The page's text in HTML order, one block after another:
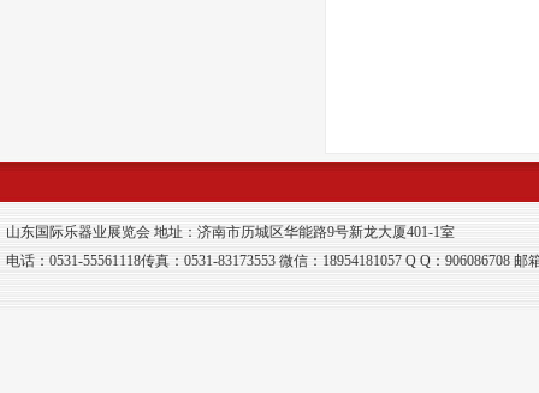
山东国际乐器业展览会 地址：济南市历城区华能路9号新龙大厦401-1室
电话：0531-55561118传真：0531-83173553 微信：18954181057 Q Q：906086708 邮